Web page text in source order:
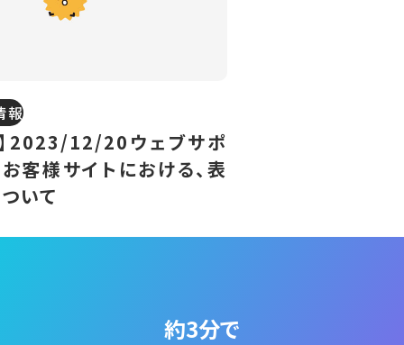
報
2023/12/20ウェブサポ
客様サイトにおける、表
いて
約3分で